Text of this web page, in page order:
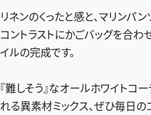
リネンのくったと感と、マリンパ
コントラストにかごバッグを合
イルの完成です。
『難しそう』なオールホワイトコー
れる異素材ミックス、ぜひ毎日の